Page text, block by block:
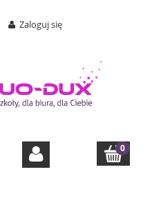
Zaloguj się